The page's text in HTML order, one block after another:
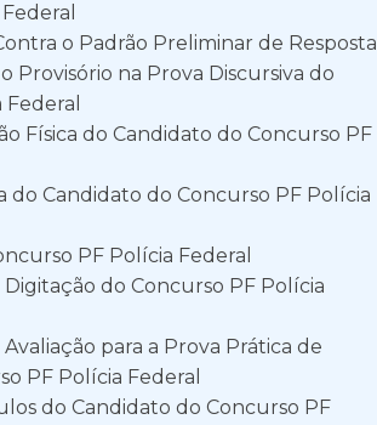
o Padrão Preliminar de Resposta
Provisório na Prova Discursiva do
Física do Candidato do Concurso PF
do Candidato do Concurso PF Polícia
PF Polícia Federal
do Concurso PF Polícia
para a Prova Prática de
PF Polícia Federal
do Candidato do Concurso PF